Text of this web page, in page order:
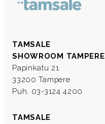
TAMSALE
SHOWROOM TAMPERE
Papinkatu 21
33200 Tampere
Puh. 03-3124 4200
TAMSALE